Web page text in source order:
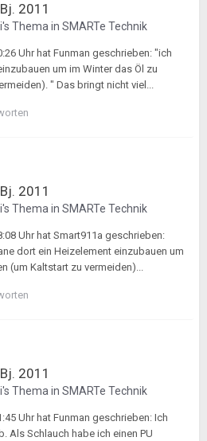
2011
's Thema in SMARTe Technik
Uhr hat Funman geschrieben: "ich
um im Winter das Öl zu
" Das bringt nicht viel...
2011
's Thema in SMARTe Technik
Uhr hat Smart911a geschrieben:
dort ein Heizelement einzubauen um
(um Kaltstart zu vermeiden)...
2011
's Thema in SMARTe Technik
Uhr hat Funman geschrieben: Ich
Als Schlauch habe ich einen PU